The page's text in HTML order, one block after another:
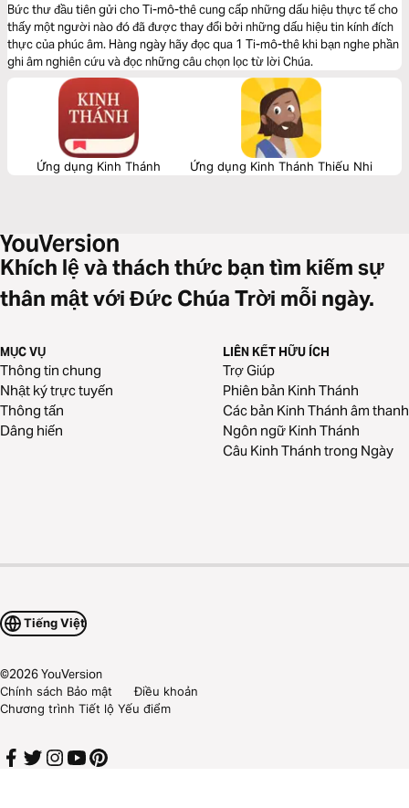
Bức thư đầu tiên gửi cho Ti-mô-thê cung cấp những dấu hiệu thực tế cho
thấy một người nào đó đã được thay đổi bởi những dấu hiệu tin kính đích
thực của phúc âm. Hàng ngày hãy đọc qua 1 Ti-mô-thê khi bạn nghe phần
ghi âm nghiên cứu và đọc những câu chọn lọc từ lời Chúa.
Ứng dụng Kinh Thánh Ứng dụng Kinh Thánh Thiếu Nhi
Khích lệ và thách thức bạn tìm kiếm sự
thân mật với Đức Chúa Trời mỗi ngày.
MỤC VỤ
Thông tin chung
Nhật ký trực tuyến
Thông tấn
Dâng hiến
LIÊN KẾT HỮU ÍCH
Trợ Giúp
Phiên bản Kinh Thánh
Các bản Kinh Thánh âm thanh
Ngôn ngữ Kinh Thánh
Câu Kinh Thánh trong Ngày
Tiếng Việt
©2026YouVersion
Chính sách Bảo mật
Điều khoản
Chương trình Tiết lộ Yếu điểm